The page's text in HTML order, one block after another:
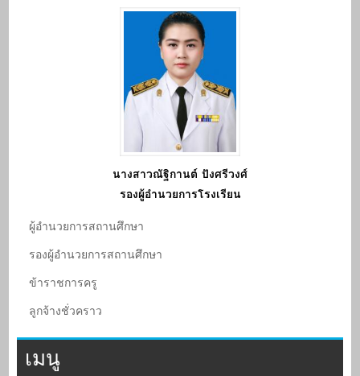
นางสาวณัฐิกานต์ ปังศรีวงศ์
รองผู้อำนวยการโรงเรียน
ผู้อํานวยการสถานศึกษา
รองผู้อํานวยการสถานศึกษา
ข้าราชการครู
ลูกจ้างชั่วคราว
เมนู